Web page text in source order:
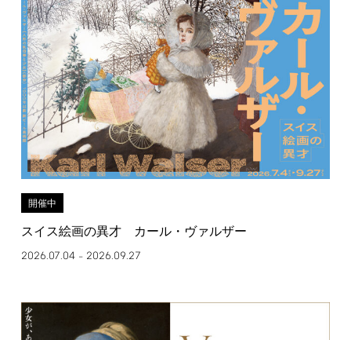
開催中
スイス絵画の異才 カール・ヴァルザー
2026.07.04– 2026.09.27